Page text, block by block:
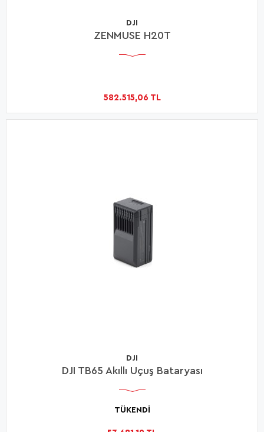
DJI
ZENMUSE H20T
582.515,06 TL
DJI
DJI TB65 Akıllı Uçuş Bataryası
TÜKENDİ